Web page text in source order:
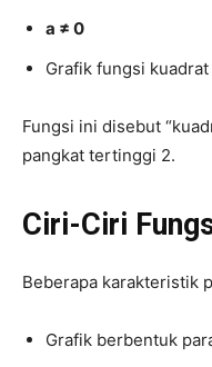
a ≠ 0
Grafik fungsi
Fungsi ini disebut
pangkat tertinggi 2.
Ciri-Ciri
Beberapa karakteristik
Grafik berbentuk